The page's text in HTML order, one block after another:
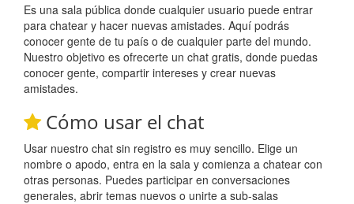
Es una sala pública donde cualquier usuario puede entrar
para chatear y hacer nuevas amistades. Aquí podrás
conocer gente de tu país o de cualquier parte del mundo.
Nuestro objetivo es ofrecerte un chat gratis, donde puedas
conocer gente, compartir intereses y crear nuevas
amistades.
Cómo usar el chat
Usar nuestro chat sin registro es muy sencillo. Elige un
nombre o apodo, entra en la sala y comienza a chatear con
otras personas. Puedes participar en conversaciones
generales, abrir temas nuevos o unirte a sub-salas